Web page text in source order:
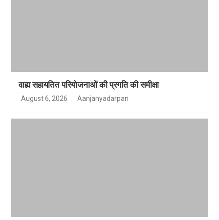
वाह्य सहायतित परियोजनाओं की प्रगति की समीक्षा
August 6, 2026 Aanjanyadarpan